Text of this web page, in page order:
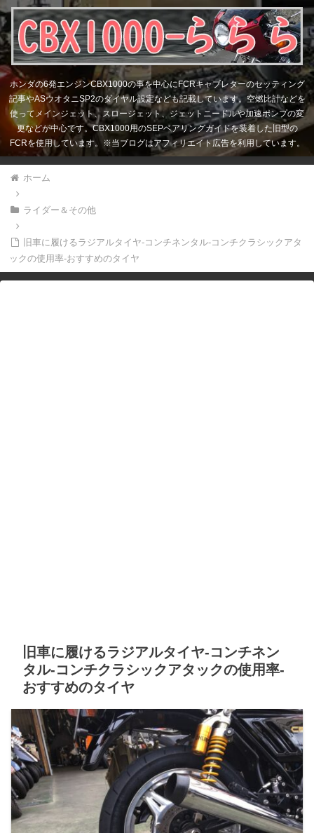
ホンダの6発エンジンCBX1000の事を中心にFCRキャブレターのセッティング
記事やASウオタニSP2のダイヤル設定なども記載しています。空燃比計などを
使ってメインジェット、スロージェット、ジェットニードルや加速ポンプの変
更などが中心です。CBX1000用のSEPベアリングガイドを装着した旧型の
FCRを使用しています。※当ブログはアフィリエイト広告を利用しています。
ホーム
ライダー＆その他
旧車に履けるラジアルタイヤ-コンチネンタル-コンチクラシックアタ
ックの使用率-おすすめのタイヤ
旧車に履けるラジアルタイヤ-コンチネン
タル-コンチクラシックアタックの使用率-
おすすめのタイヤ